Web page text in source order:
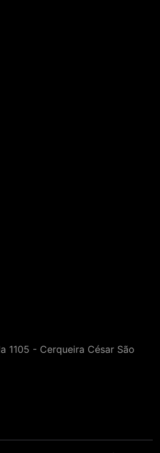
1105 - Cerqueira César São